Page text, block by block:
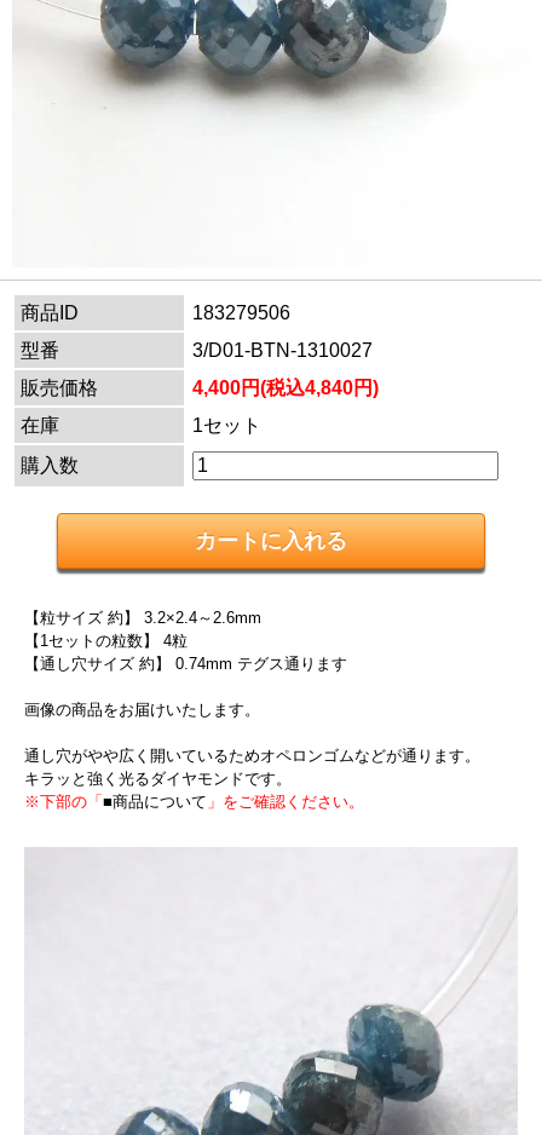
商品ID
183279506
型番
3/D01-BTN-1310027
販売価格
4,400円(税込4,840円)
在庫
1セット
購入数
【粒サイズ 約】 3.2×2.4～2.6mm
【1セットの粒数】 4粒
【通し穴サイズ 約】 0.74mm テグス通ります
画像の商品をお届けいたします。
通し穴がやや広く開いているためオペロンゴムなどが通ります。
キラッと強く光るダイヤモンドです。
※下部の「 ■商品について 」をご確認ください。